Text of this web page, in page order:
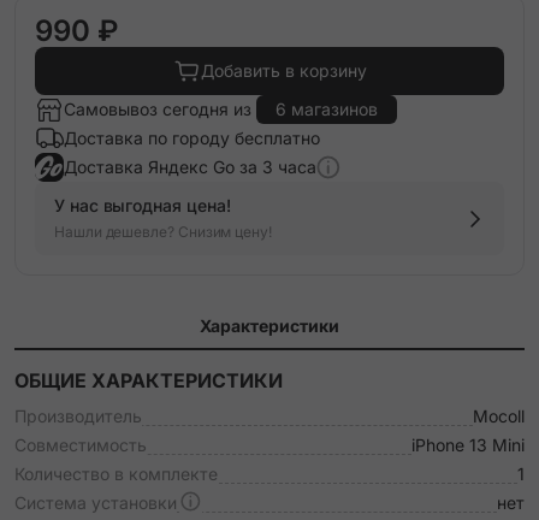
990 ₽
Добавить в корзину
Самовывоз сегодня из
6 магазинов
Доставка по городу бесплатно
Доставка Яндекс Go за 3 часа
У нас выгодная цена!
Нашли дешевле? Снизим цену!
Характеристики
ОБЩИЕ ХАРАКТЕРИСТИКИ
Производитель
Mocoll
Совместимость
iPhone 13 Mini
Количество в комплекте
1
Система установки
нет